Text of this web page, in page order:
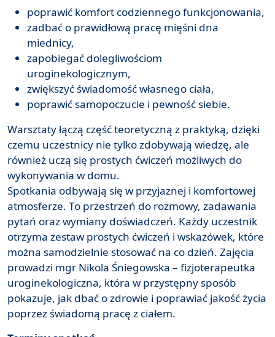
poprawić komfort codziennego funkcjonowania,
zadbać o prawidłową pracę mięśni dna
miednicy,
zapobiegać dolegliwościom
uroginekologicznym,
zwiększyć świadomość własnego ciała,
poprawić samopoczucie i pewność siebie.
Warsztaty łączą część teoretyczną z praktyką, dzięki
czemu uczestnicy nie tylko zdobywają wiedzę, ale
również uczą się prostych ćwiczeń możliwych do
wykonywania w domu.
Spotkania odbywają się w przyjaznej i komfortowej
atmosferze. To przestrzeń do rozmowy, zadawania
pytań oraz wymiany doświadczeń. Każdy uczestnik
otrzyma zestaw prostych ćwiczeń i wskazówek, które
można samodzielnie stosować na co dzień. Zajęcia
prowadzi mgr Nikola Śniegowska – fizjoterapeutka
uroginekologiczna, która w przystępny sposób
pokazuje, jak dbać o zdrowie i poprawiać jakość życia
poprzez świadomą pracę z ciałem.